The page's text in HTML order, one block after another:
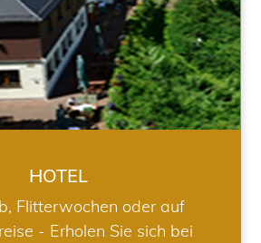
HOTEL
Flitterwochen oder auf
- Erholen Sie sich bei